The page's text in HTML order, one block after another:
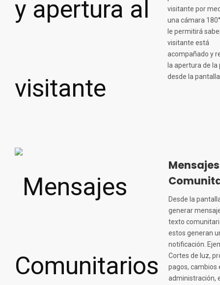
visitante por
una cámara
le permitirá
visitante está
acompañado y
la apertura de la
desde la
Mensajes
Desde la
generar
texto
estos generan
notificación.
Cortes de luz,
pagos, cambios
administración,